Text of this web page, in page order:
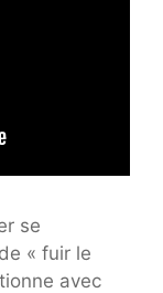
se
« fuir le
avec